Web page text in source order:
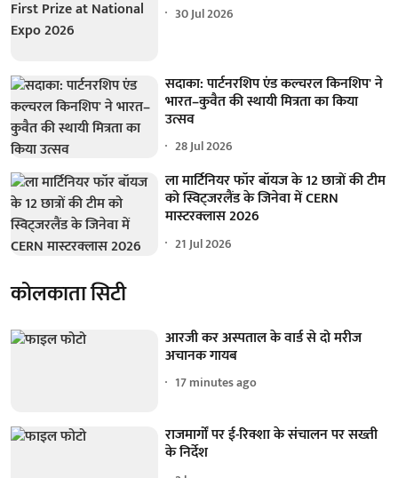
30 Jul 2026
सदाका: पार्टनरशिप एंड कल्चरल किनशिप' ने
भारत–कुवैत की स्थायी मित्रता का किया
उत्सव
28 Jul 2026
ला मार्टिनियर फॉर बॉयज के 12 छात्रों की टीम
को स्विट्जरलैंड के जिनेवा में CERN
मास्टरक्लास 2026
21 Jul 2026
कोलकाता सिटी
आरजी कर अस्पताल के वार्ड से दो मरीज
अचानक गायब
17 minutes ago
राजमार्गों पर ई-रिक्शा के संचालन पर सख्ती
के निर्देश